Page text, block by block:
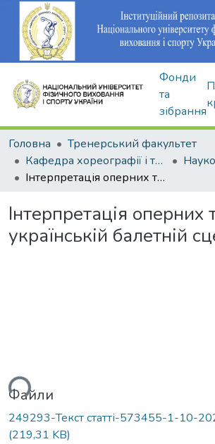
Фонди
та
зібрання
Головна
Тренерський факультет
Кафедра хореографії і танцювальних видів спорту
Інтерпретація оперних творів на українській балетній сцені
Інтерпретація оперних
українській балетній
Файли
249293-Текст статті-573455-1-10-
(219,31 KB)